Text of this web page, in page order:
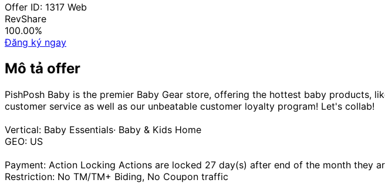
Offer ID: 1317 Web
RevShare
100.00%
Đăng ký ngay
Mô tả offer
PishPosh Baby is the premier Baby Gear store, offering the hottest baby products,
customer service as well as our unbeatable customer loyalty program! Let's collab!
Vertical: Baby Essentials· Baby & Kids Home
GEO: US
Payment: Action Locking Actions are locked 27 day(s) after end of the month
Restriction: No TM/TM+ Biding, No Coupon traffic